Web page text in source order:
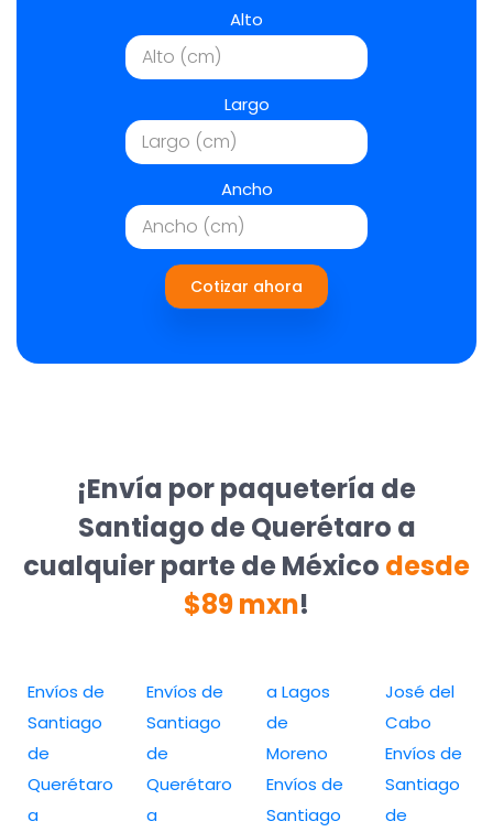
Alto
Largo
Ancho
Cotizar ahora
¡Envía por paquetería de
Santiago de Querétaro a
cualquier parte de México desde
$89 mxn!
Envíos de
Santiago
de
Querétaro
a
Envíos de
Santiago
de
Querétaro
a
a Lagos
de
Moreno
Envíos de
Santiago
José del
Cabo
Envíos de
Santiago
de